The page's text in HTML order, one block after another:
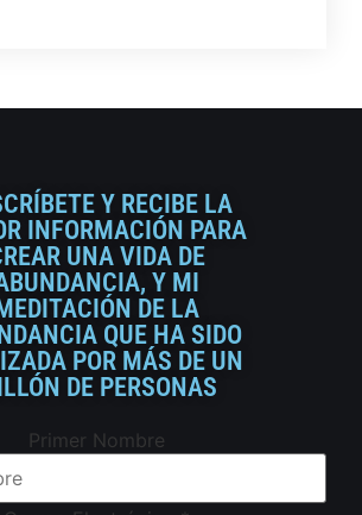
Y RECIBE LA
INFORMACIÓN PARA
UNA VIDA DE
Y MI
DE LA
QUE HA SIDO
POR MÁS DE UN
DE PERSONAS
Primer Nombre